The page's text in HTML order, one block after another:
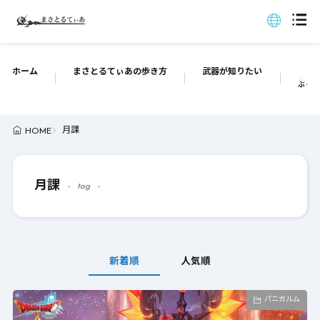
ホーム まさとるてぃあの歩き方 武器が知りたい
ぶっ
HOME 月課
月課 tag
新着順 人気順
パニガルム